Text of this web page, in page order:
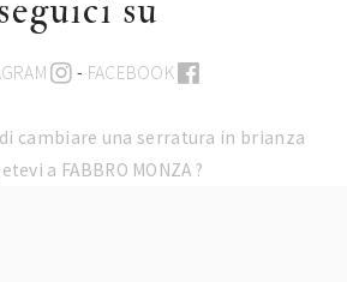
su
- FACEBOOK
cambiare una serratura in brianza
a FABBRO MONZA ?